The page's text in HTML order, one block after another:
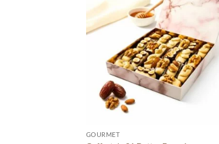
à
GOURMET